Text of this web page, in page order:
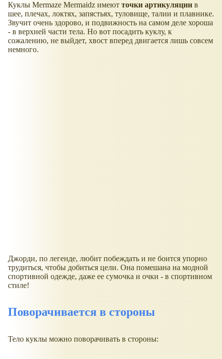
Куклы Mermaze Mermaidz имеют точки артикуляции в
шее, плечах, локтях, запястьях, туловище, талии и плавнике.
Звучит очень здорово, и подвижность на самом деле хороша
- в верхней части тела. Но вот посадить куклу, к
сожалению, не выйдет, хвост вперед двигается лишь совсем
немного.
Джорди, по легенде, любит побеждать и не боится упорно
трудиться, чтобы добиться цели. Она помешана на модной
спортивной одежде, даже ее сумочка и очки - в спортивном
стиле!
Поворачивается в стороны
Тело куклы можно поворачивать в стороны: